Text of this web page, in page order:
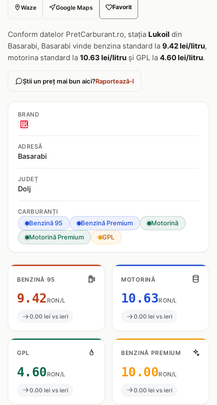
Waze Google Maps Favorit
Conform datelor PretCarburant.ro, stația Lukoil din
Basarabi, Basarabi vinde benzina standard la 9.42 lei/litru,
motorina standard la 10.63 lei/litru și GPL la 4.60 lei/litru.
Știi un preț mai bun aici?Raportează-l
BRAND
ADRESĂ
Basarabi
JUDEȚ
Dolj
CARBURANȚI
Benzină 95 Benzină Premium
Motorină
Motorină Premium
GPL
BENZINĂ 95
9.42 RON/L
0.00 lei vs ieri
MOTORINĂ
10.63RON/L
0.00 lei vs ieri
GPL
4.60 RON/L
0.00 lei vs ieri
BENZINĂ PREMIUM
10.00RON/L
0.00 lei vs ieri